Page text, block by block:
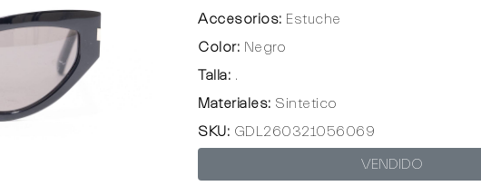
Accesorios: Estuche
Color: Negro
Talla: .
Materiales: Sintetico
SKU: GDL260321056069
VENDIDO